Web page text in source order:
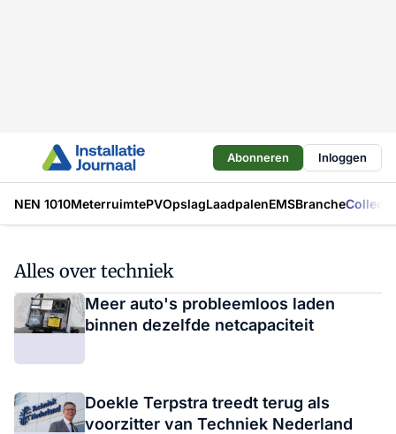
Abonneren Inloggen
NEN 1010MeterruimtePVOpslagLaadpalenEMSBranche
Alles over techniek
Meer auto's probleemloos laden
binnen dezelfde netcapaciteit
Doekle Terpstra treedt terug als
voorzitter van Techniek Nederland